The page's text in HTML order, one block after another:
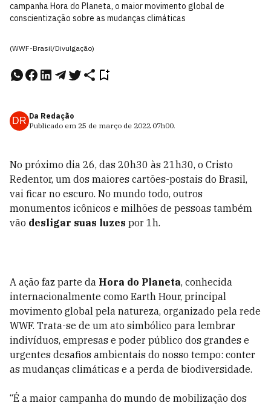
campanha Hora do Planeta, o maior movimento global de
conscientização sobre as mudanças climáticas
(WWF-Brasil/Divulgação)
DR Da Redação
Publicado em 25 de março de 2022 07h00.
No próximo dia 26, das 20h30 às 21h30, o Cristo
Redentor, um dos maiores cartões-postais do Brasil,
vai ficar no escuro. No mundo todo, outros
monumentos icônicos e milhões de pessoas também
vão desligar suas luzes por 1h.
A ação faz parte da Hora do Planeta, conhecida
internacionalmente como Earth Hour, principal
movimento global pela natureza, organizado pela rede
WWF. Trata-se de um ato simbólico para lembrar
indivíduos, empresas e poder público dos grandes e
urgentes desafios ambientais do nosso tempo: conter
as mudanças climáticas e a perda de biodiversidade.
“É a maior campanha do mundo de mobilização dos